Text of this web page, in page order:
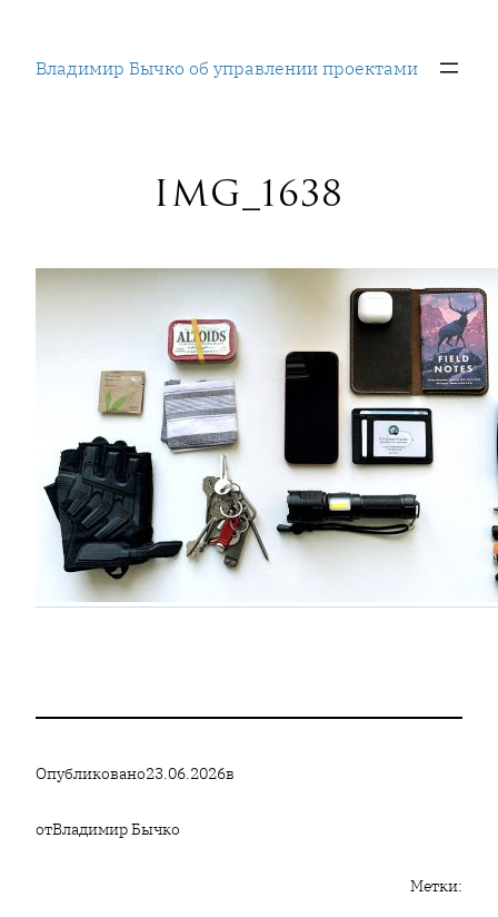
содержимому
Владимир Бычко об управлении проектами
IMG_1638
Опубликовано23.06.2026в
отВладимир Бычко
Метки: